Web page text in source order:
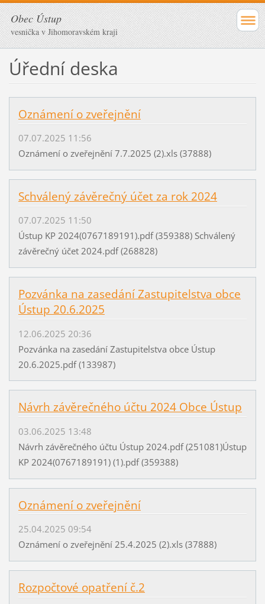
Obec Ústup
vesnička v Jihomoravském kraji
Úřední deska
Oznámení o zveřejnění
07.07.2025 11:56
Oznámení o zveřejnění 7.7.2025 (2).xls (37888)
Schválený závěrečný účet za rok 2024
07.07.2025 11:50
Ústup KP 2024(0767189191).pdf (359388) Schválený
závěrečný účet 2024.pdf (268828)
Pozvánka na zasedání Zastupitelstva obce
Ústup 20.6.2025
12.06.2025 20:36
Pozvánka na zasedání Zastupitelstva obce Ústup
20.6.2025.pdf (133987)
Návrh závěrečného účtu 2024 Obce Ústup
03.06.2025 13:48
Návrh závěrečného účtu Ústup 2024.pdf (251081)Ústup
KP 2024(0767189191) (1).pdf (359388)
Oznámení o zveřejnění
25.04.2025 09:54
Oznámení o zveřejnění 25.4.2025 (2).xls (37888)
Rozpočtové opatření č.2